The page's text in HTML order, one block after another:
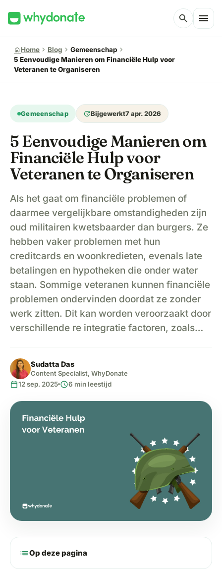
search menu
homeHome chevron_right Blog chevron_right Gemeenschap chevron_right
5 Eenvoudige Manieren om Financiële Hulp voor
Veteranen te Organiseren
Gemeenschap updateBijgewerkt7 apr. 2026
5 Eenvoudige Manieren om
Financiële Hulp voor
Veteranen te Organiseren
Als het gaat om financiële problemen of
daarmee vergelijkbare omstandigheden zijn
oud militairen kwetsbaarder dan burgers. Ze
hebben vaker problemen met hun
creditcards en woonkredieten, evenals late
betalingen en hypotheken die onder water
staan. Sommige veteranen kunnen financiële
problemen ondervinden doordat ze zonder
werk zitten. Dit kan worden veroorzaakt door
verschillende re integratie factoren, zoals…
Sudatta Das
Content Specialist, WhyDonate
calendar_today12 sep. 2025 schedule6 min leestijd
listOp deze pagina